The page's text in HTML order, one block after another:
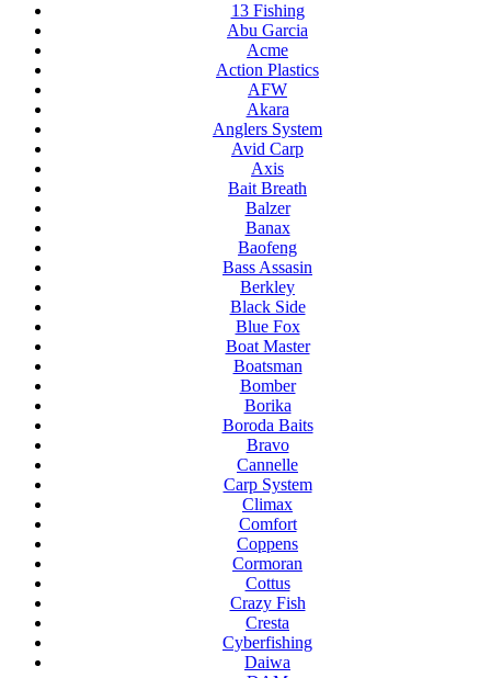
13 Fishing
Abu Garcia
Acme
Action Plastics
AFW
Akara
Anglers System
Avid Carp
Axis
Bait Breath
Balzer
Banax
Baofeng
Bass Assasin
Berkley
Black Side
Blue Fox
Boat Master
Boatsman
Bomber
Borika
Boroda Baits
Bravo
Cannelle
Carp System
Climax
Comfort
Coppens
Cormoran
Cottus
Crazy Fish
Cresta
Cyberfishing
Daiwa